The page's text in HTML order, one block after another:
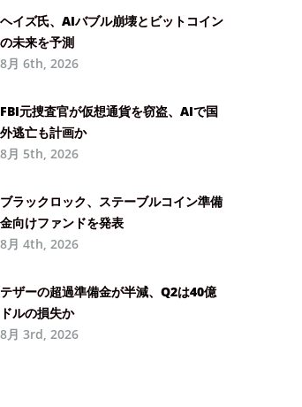
ヘイズ氏、AIバブル崩壊とビットコイン
の未来を予測
8月 6th, 2026
FBI元捜査官が仮想通貨を窃盗、AIで国
外逃亡も計画か
8月 5th, 2026
ブラックロック、ステーブルコイン準備
金向けファンドを発表
8月 4th, 2026
テザーの超過準備金が半減、Q2は40億
ドルの損失か
8月 3rd, 2026